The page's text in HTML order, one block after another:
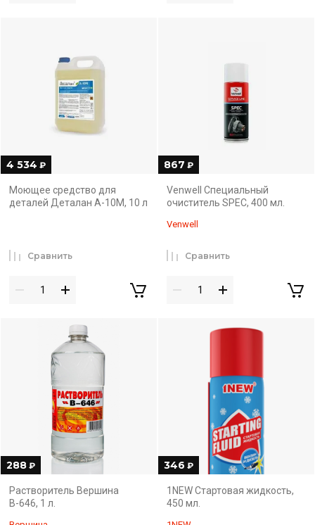
4 534 ₽
Моющее средство для
деталей Деталан А-10М, 10 л
Сравнить
867 ₽
Venwell Специальный
очиститель SPEC, 400 мл.
Venwell
Сравнить
288 ₽
Растворитель Вершина
В-646, 1 л.
346 ₽
1NEW Стартовая жидкость,
450 мл.